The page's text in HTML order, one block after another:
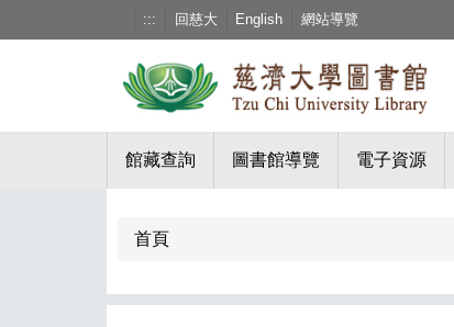
到
館藏查詢 圖書館導覽 電子資源
::: 回慈大 English 網站導覽
首頁